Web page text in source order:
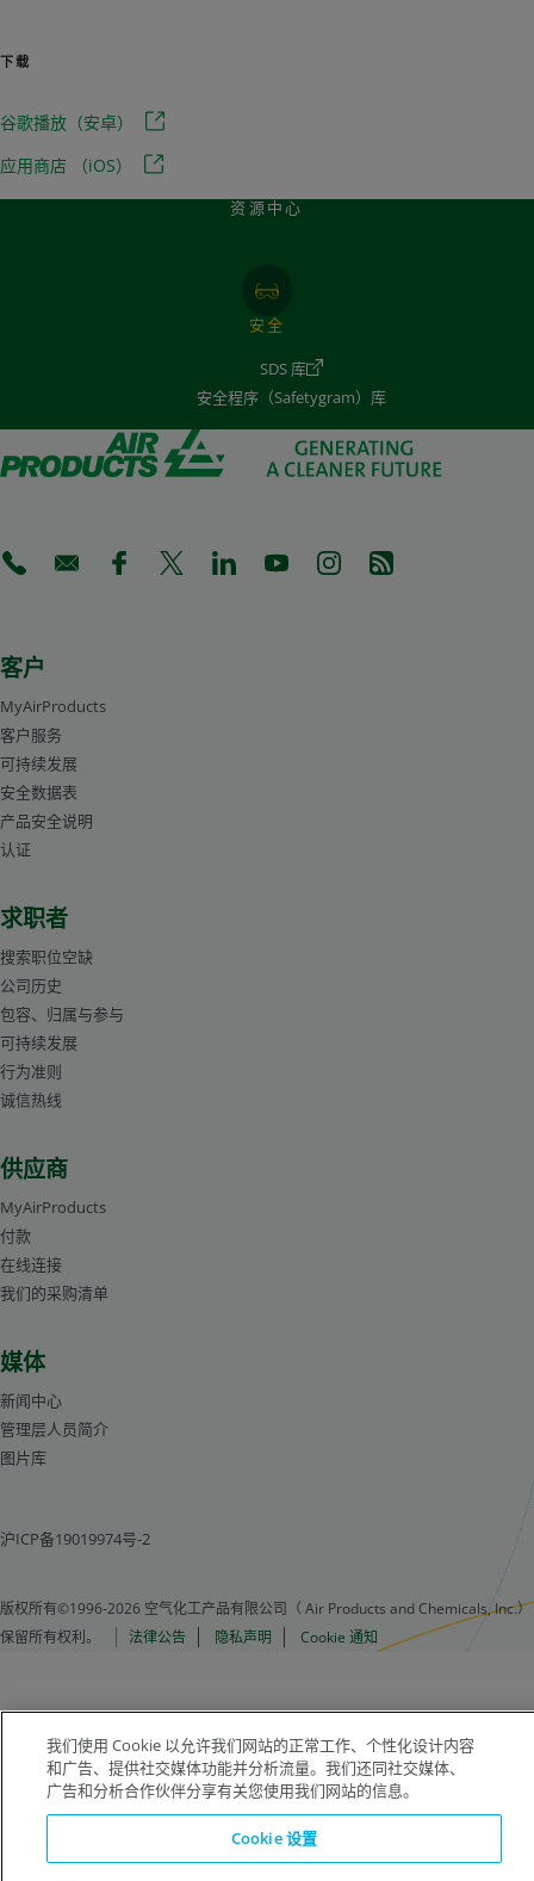
下载
谷歌播放（安卓）
应用商店 （iOS）
资源中心
安全
SDS 库
安全程序（Safetygram）库
(Opens in a new tab)
(Opens in a new tab)
(Opens in a new tab)
(Opens in a new tab)
(Opens in a new tab)
(Opens in a new tab)
(Opens in a new tab)
(Opens in a new
客户
MyAirProducts
客户服务
可持续发展
安全数据表
产品安全说明
认证
求职者
搜索职位空缺
公司历史
包容、归属与参与
可持续发展
行为准则
诚信热线
供应商
MyAirProducts
付款
在线连接
我们的采购清单
媒体
新闻中心
管理层人员简介
图片库
沪ICP备19019974号-2
版权所有©1996-2026 空气化工产品有限公司（ Air Products and Chemicals, Inc.）
保留所有权利。
法律公告 隐私声明 Cookie 通知
我们使用 Cookie 以允许我们网站的正常工作、个性化设计内容
和广告、提供社交媒体功能并分析流量。我们还同社交媒体、
广告和分析合作伙伴分享有关您使用我们网站的信息。
Cookie 设置